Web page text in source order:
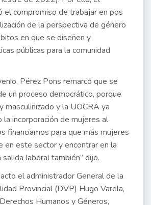
el compromiso de trabajar en pos
de la perspectiva de género
en que se diseñen y
públicas para la comunidad
Pérez Pons remarcó que se
un proceso democrático, porque
masculinizado y la UOCRA ya
la incorporación de mujeres al
financiamos para que más mujeres
en este sector y encontrar en la
salida laboral también” dijo.
el administrador General de la
Provincial (DVP) Hugo Varela,
Humanos y Géneros,